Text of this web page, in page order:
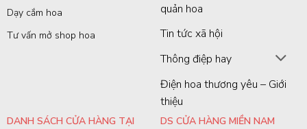
Dạy cắm hoa
Tư vấn mở shop hoa
quản hoa
Tin tức xã hội
Thông điệp hay
Điện hoa thương yêu – Giới
thiệu
DANH SÁCH CỬA HÀNG TẠI
DS CỬA HÀNG MIỀN NAM